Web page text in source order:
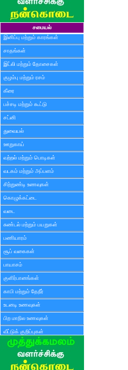
சமையல்
இனிப்பு மற்றும் காரங்கள்
சாதங்கள்
இட்லி மற்றும் தோசைகள்
குழம்பு மற்றும் ரசம்
கீரை
பச்சடி மற்றும் கூட்டு
சட்னி
துவையல்
ஊறுகாய்
வற்றல் மற்றும் பொடிகள்
வடகம் மற்றும் அப்பளம்
சிற்றுண்டி உணவுகள்
கொழுக்கட்டை
வடை
சுண்டல் மற்றும் பயறுகள்
பணியாரம்
சூப் வகைகள்
பாயாசம்
குளிர்பானங்கள்
காபி மற்றும் தேநீர்
உடனடி உணவுகள்
பிற மாநில உணவுகள்
வீட்டுக் குறிப்புகள்